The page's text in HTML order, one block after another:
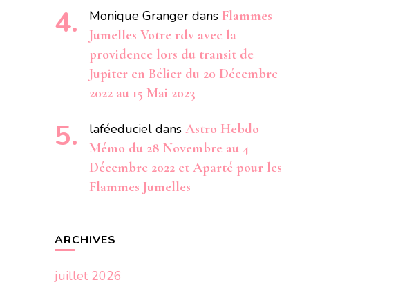
Monique Granger dans Flammes
Jumelles Votre rdv avec la
providence lors du transit de
Jupiter en Bélier du 20 Décembre
2022 au 15 Mai 2023
laféeduciel dans Astro Hebdo
Mémo du 28 Novembre au 4
Décembre 2022 et Aparté pour les
Flammes Jumelles
ARCHIVES
juillet 2026